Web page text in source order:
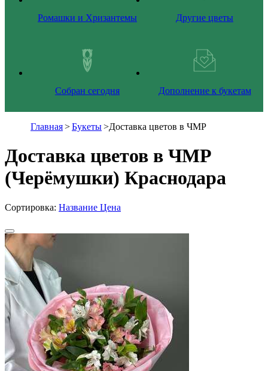
Ромашки и Хризантемы Другие цветы
Собран сегодня Дополнение к букетам
Главная>Букеты>Доставка цветов в ЧМР
Доставка цветов в ЧМР
(Черёмушки) Краснодара
Сортировка: Название Цена